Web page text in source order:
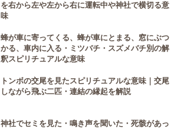
を右から左や左から右に運転中や神社で横切る意
味
蜂が車に寄ってくる、蜂が車にとまる、窓にぶつ
かる、車内に入る・ミツバチ・スズメバチ別の解
釈スピリチュアルな意味
トンボの交尾を見たスピリチュアルな意味｜交尾
しながら飛ぶ二匹・連結の縁起を解説
神社でセミを見た・鳴き声を聞いた・死骸があっ